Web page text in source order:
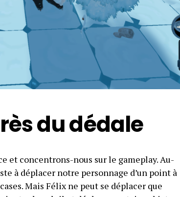
du dédale
et concentrons-nous sur le gameplay. Au-
à déplacer notre personnage d’un point à
Mais Félix ne peut se déplacer que